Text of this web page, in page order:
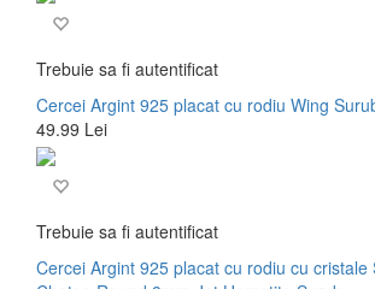
Trebuie sa fi autentificat
Cercei Argint 925 placat cu rodiu Wing
49.99 Lei
Trebuie sa fi autentificat
Cercei Argint 925 placat cu rodiu cu cristale